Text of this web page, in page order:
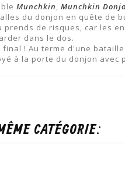
Munchkin Munchkin
du donjon en quête de
de risques, car les
dans le dos.
! Au terme d'une
à la porte du donjon avec
CATÉGORIE: